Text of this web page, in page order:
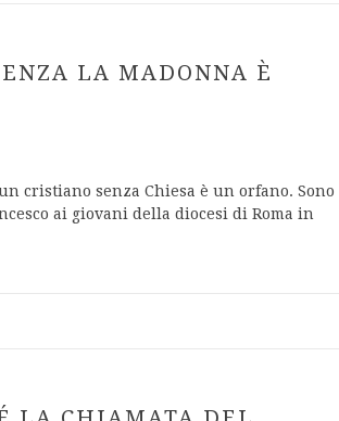
LA MADONNA È
cristiano senza Chiesa è un orfano. Sono
ai giovani della diocesi di Roma in